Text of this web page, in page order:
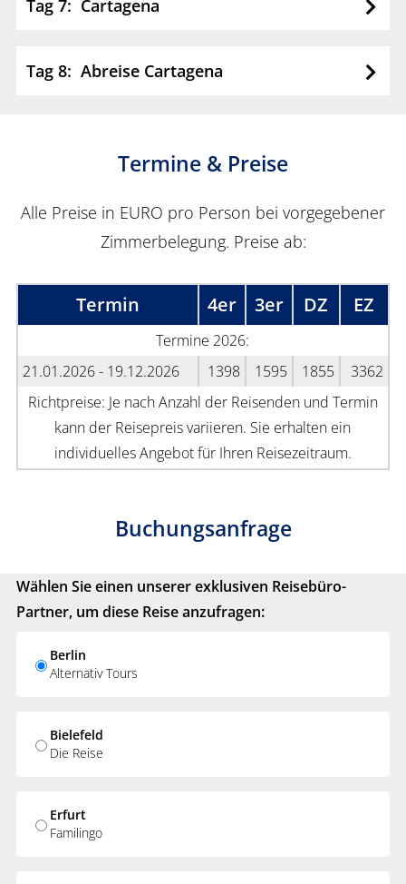
Tag 7: Cartagena
Tag 8: Abreise Cartagena
Termine & Preise
Alle Preise in EURO pro Person bei vorgegebener
Zimmerbelegung. Preise ab:
Termin 4er 3er DZ EZ
Termine 2026:
21.01.2026 - 19.12.2026
1398 1595 1855
3362
Richtpreise: Je nach Anzahl der Reisenden und Termin
kann der Reisepreis variieren. Sie erhalten ein
individuelles Angebot für Ihren Reisezeitraum.
Buchungsanfrage
Wählen Sie einen unserer exklusiven Reisebüro-
Partner, um diese Reise anzufragen:
Berlin
Alternativ Tours
Bielefeld
Die Reise
Erfurt
Familingo